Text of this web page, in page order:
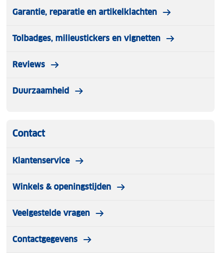
Garantie, reparatie en artikelklachten
Tolbadges, milieustickers en vignetten
Reviews
Duurzaamheid
Contact
Klantenservice
Winkels & openingstijden
Veelgestelde vragen
Contactgegevens